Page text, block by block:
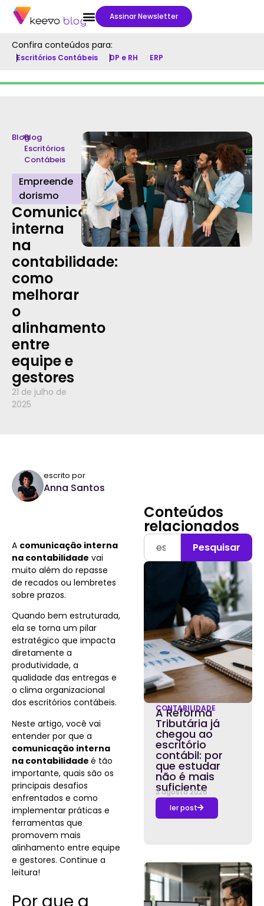
Assinar Newsletter
Confira conteúdos para:
Escritórios Contábeis DP e RH ERP
Blog
>Blog
Escritórios
Contábeis
Empreende
dorismo
Comunicação
interna
na
contabilidade:
como
melhorar
o
alinhamento
entre
equipe e
gestores
21 de julho de
2025
escrito por
Anna Santos
A comunicação interna
na contabilidade vai
muito além do repasse
de recados ou lembretes
sobre prazos.
Quando bem estruturada,
ela se torna um pilar
estratégico que impacta
diretamente a
produtividade, a
qualidade das entregas e
o clima organizacional
dos escritórios contábeis.
Neste artigo, você vai
entender por que a
comunicação interna
na contabilidade é tão
importante, quais são os
principais desafios
enfrentados e como
implementar práticas e
ferramentas que
promovem mais
alinhamento entre equipe
e gestores. Continue a
leitura!
Conteúdos
relacionados
Pesquisar
CONTABILIDADE
A Reforma
Tributária já
chegou ao
escritório
contábil: por
que estudar
não é mais
suficiente
3 agosto 2026
ler post